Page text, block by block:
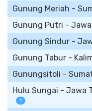
Gunung Meriah -
Gunung Putri -
Gunung Sindur -
Gunung Tabur -
Gunungsitoli -
Hulu Sungai - Jawa
1